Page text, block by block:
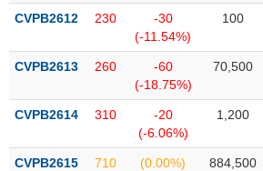
Theo
dõi
biệt
được
quỹ
CVPB2612 230
-30
(-11.54%)
100
CVPB2613 260
-60
(-18.75%)
70,500
CVPB2614 310
-20
(-6.06%)
1,200
CVPB2615 710 (0.00%) 884,500
CÔNG
ĐẦU
TƯ
DỮ